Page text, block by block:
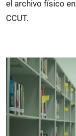
el archivo físico
CCUT.